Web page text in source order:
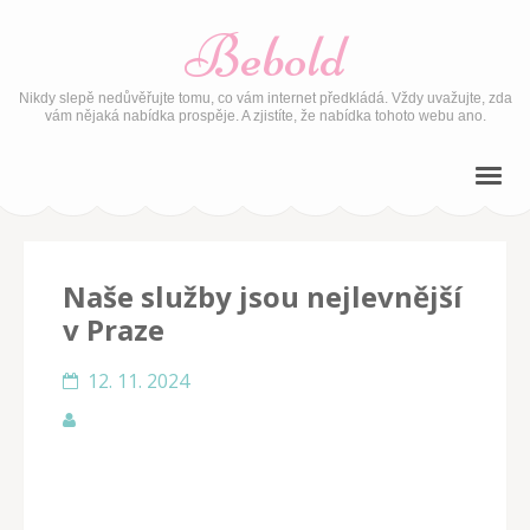
Bebold
Nikdy slepě nedůvěřujte tomu, co vám internet předkládá. Vždy uvažujte, zda
vám nějaká nabídka prospěje. A zjistíte, že nabídka tohoto webu ano.
Naše služby jsou nejlevnější
v Praze
12. 11. 2024